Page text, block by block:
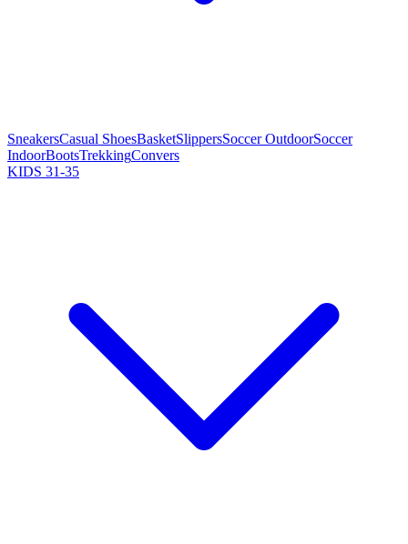
SneakersCasual ShoesBasketSlippersSoccer OutdoorSoccer
IndoorBootsTrekkingConvers
KIDS 31-35